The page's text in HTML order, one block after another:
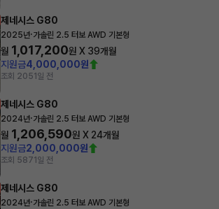
제네시스 G80
2025년·가솔린 2.5 터보 AWD 기본형
월 1,017,200원 X 39개월
지원금4,000,000원
조회 2051일 전
제네시스 G80
2024년·가솔린 2.5 터보 AWD 기본형
월 1,206,590원 X 24개월
지원금2,000,000원
조회 5871일 전
제네시스 G80
2024년·가솔린 2.5 터보 AWD 기본형